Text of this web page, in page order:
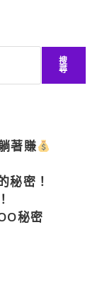
搜
尋
著賺
秘密！
秘密